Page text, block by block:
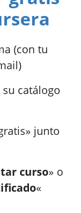
(con tu
catálogo
junto
curso» o
«